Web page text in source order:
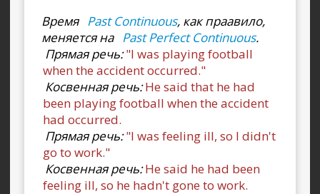
Время Past Continuous, как праавило,
меняется на Past Perfect Continuous.
Прямая речь:"I was playing football
when the accident occurred."
Косвенная речь:He said that he had
been playing football when the accident
had occurred.
Прямая речь:"I was feeling ill, so I didn't
go to work."
Косвенная речь:He said he had been
feeling ill, so he hadn't gone to work.